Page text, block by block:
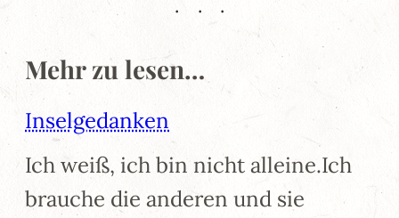
Mehr zu lesen…
Inselgedanken
Ich weiß, ich bin nicht alleine.Ich
brauche die anderen und sie